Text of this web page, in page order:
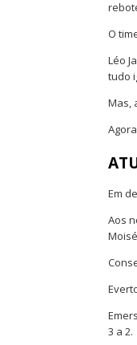
O
Léo
tudo
Mas,
Em
Aos
3 a 2.